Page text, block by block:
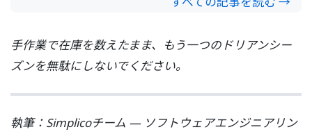
手作業で在庫を数えたまま、もう一つのドリアンシー
ズンを無駄にしないでください。
執筆：Simplicoチーム — ソフトウェアエンジニアリン